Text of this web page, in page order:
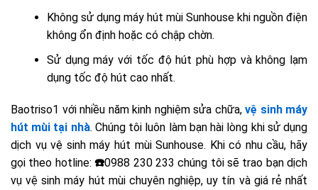
Không sử dụng máy hút mùi Sunhouse khi nguồn điện
không ổn định hoặc có chập chờn.
Sử dụng máy với tốc độ hút phù hợp và không lạm
dụng tốc độ hút cao nhất.
Baotriso1 với nhiều năm kinh nghiệm sửa chữa, vệ sinh máy
hút mùi tại nhà. Chúng tôi luôn làm bạn hài lòng khi sử dụng
dịch vụ vệ sinh máy hút mùi Sunhouse. Khi có nhu cầu, hãy
gọi theo hotline: ☎️0988 230 233 chúng tôi sẽ trao bạn dịch
vụ vệ sinh máy hút mùi chuyên nghiệp, uy tín và giá rẻ nhất